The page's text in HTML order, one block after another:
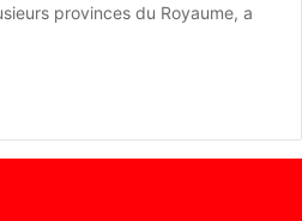
provinces du Royaume, a